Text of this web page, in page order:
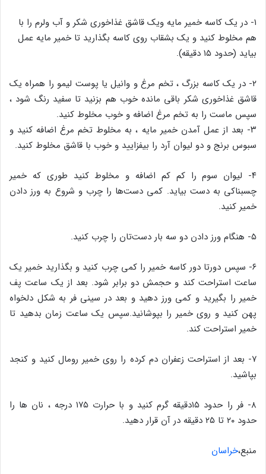
۱- در یک کاسه خمیر مایه ویک قاشق غذاخوری شکر و آب ولرم را با
هم مخلوط کنید و یک بشقاب روی کاسه بگذارید تا خمیر مایه عمل
بیاید (حدود ۱۵ دقیقه).
۲- در یک کاسه بزرگ ، تخم مرغ و وانیل یا پوست لیمو را همراه یک
قاشق غذاخوری شکر باقی مانده خوب هم بزنید تا سفید رنگ شود ،
سپس ماست را به تخم مرغ اضافه و خوب مخلوط کنید.
۳- بعد از عمل آمدن خمیر مایه ، به مخلوط تخم مرغ اضافه کنید و
سبوس برنج و دو لیوان آرد را بیفزایید و خوب با قاشق مخلوط کنید.
۴- لیوان سوم را کم کم اضافه و مخلوط کنید طوری که خمیر
چسبناکی به دست بیاید. کمی دست‌ها را چرب و شروع به ورز دادن
خمیر کنید.
۵- هنگام ورز دادن دو سه بار دست‌تان را چرب کنید.
۶- سپس دورتا دور کاسه خمیر را کمی چرب کنید و بگذارید خمیر یک
ساعت استراحت کند و حجمش دو برابر شود. بعد از یک ساعت پف
خمیر را بگیرید و کمی ورز دهید و بعد در سینی فر به شکل دلخواه
پهن کنید و روی خمیر را بپوشانید.سپس یک ساعت زمان بدهید تا
خمیر استراحت کند.
۷- بعد از استراحت زعفران دم کرده را روی خمیر رومال کنید و کنجد
بپاشید.
۸- فر را حدود ۱۵دقیقه گرم کنید و با حرارت ۱۷۵ درجه ، نان ها را
حدود ۲۰ تا ۲۵ دقیقه در آن قرار دهید.
منبع،خراسان